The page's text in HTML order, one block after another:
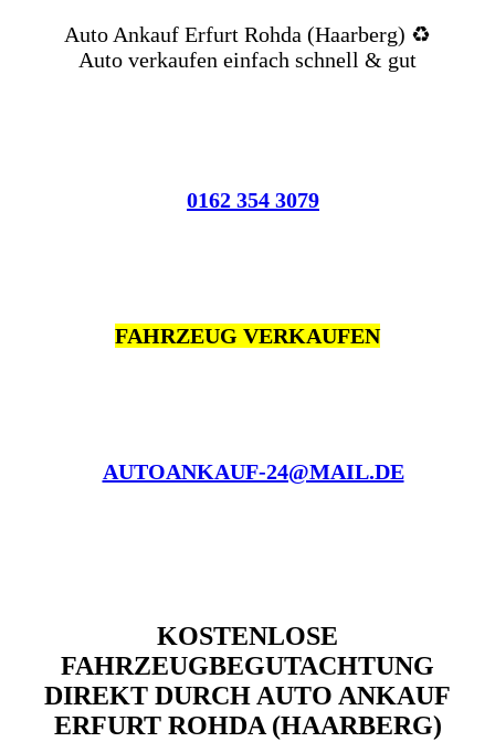
Auto Ankauf Erfurt Rohda (Haarberg) ♻️
Auto verkaufen einfach schnell & gut
0162 354 3079
FAHRZEUG VERKAUFEN
AUTOANKAUF-24@MAIL.DE
KOSTENLOSE
FAHRZEUGBEGUTACHTUNG
DIREKT DURCH AUTO ANKAUF
ERFURT ROHDA (HAARBERG)